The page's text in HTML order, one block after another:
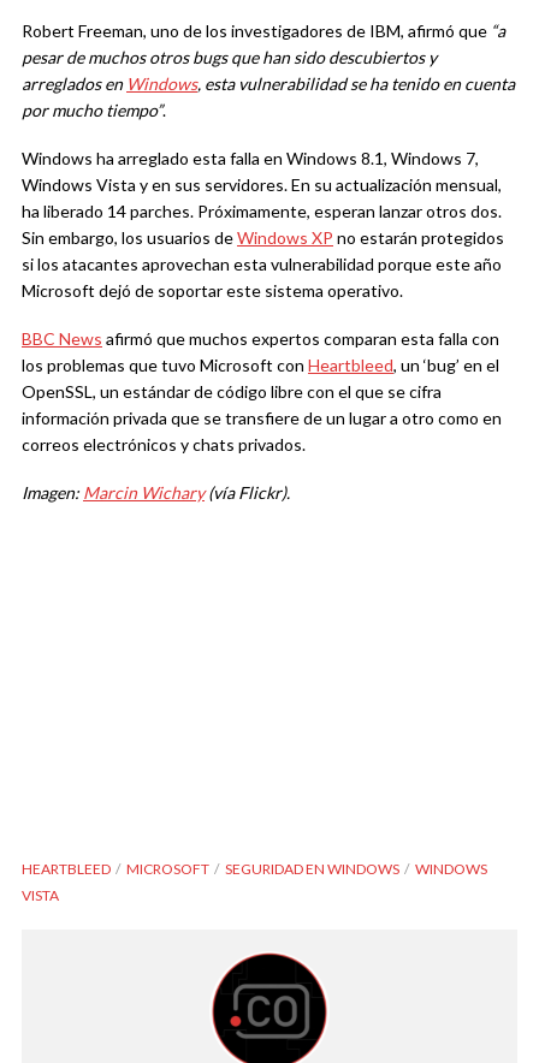
Robert Freeman, uno de los investigadores de IBM, afirmó que “a
pesar de muchos otros bugs que han sido descubiertos y
arreglados en Windows, esta vulnerabilidad se ha tenido en cuenta
por mucho tiempo”.
Windows ha arreglado esta falla en Windows 8.1, Windows 7,
Windows Vista y en sus servidores. En su actualización mensual,
ha liberado 14 parches. Próximamente, esperan lanzar otros dos.
Sin embargo, los usuarios deWindows XP no estarán protegidos
si los atacantes aprovechan esta vulnerabilidad porque este año
Microsoft dejó de soportar este sistema operativo.
BBC News afirmó que muchos expertos comparan esta falla con
los problemas que tuvo Microsoft con Heartbleed, un ‘bug’ en el
OpenSSL, un estándar de código libre con el que se cifra
información privada que se transfiere de un lugar a otro como en
correos electrónicos y chats privados.
Imagen: Marcin Wichary(vía Flickr).
HEARTBLEED MICROSOFT SEGURIDAD EN WINDOWS
WINDOWS
VISTA